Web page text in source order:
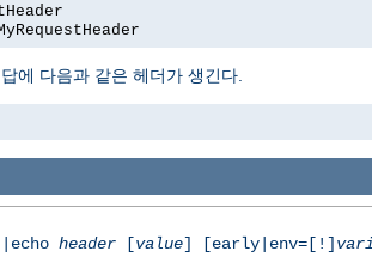
에 다음과 같은 헤더가 생긴다.
header[value] [early|env=[!]